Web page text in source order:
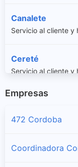
Canalete
Servicio al cliente y
Cereté
Servicio al cliente y
Chimá
Servicio al cliente y
Empresas
472 Cordoba
Coordinadora